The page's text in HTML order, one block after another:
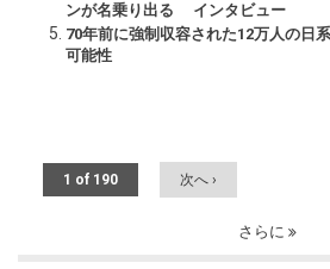
ンが名乗り出る インタビュー
70年前に強制収容された12万人の日
可能性
1 of 190 次へ ›
さらに